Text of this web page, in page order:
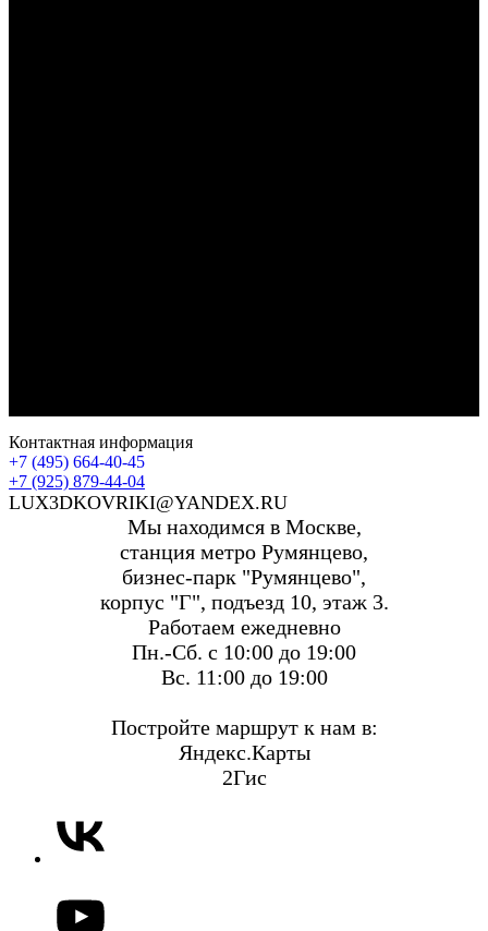
Контактная информация
+7 (495) 664-40-45
+7 (925) 879-44-04
LUX3DKOVRIKI@YANDEX.RU
Мы находимся в Москве,
станция метро Румянцево,
бизнес-парк "Румянцево",
корпус "Г", подъезд 10, этаж 3.
Работаем ежедневно
Пн.-Сб. с 10:00 до 19:00
Вс. 11:00 до 19:00
Постройте маршрут к нам в:
Яндекс.Карты
2Гис